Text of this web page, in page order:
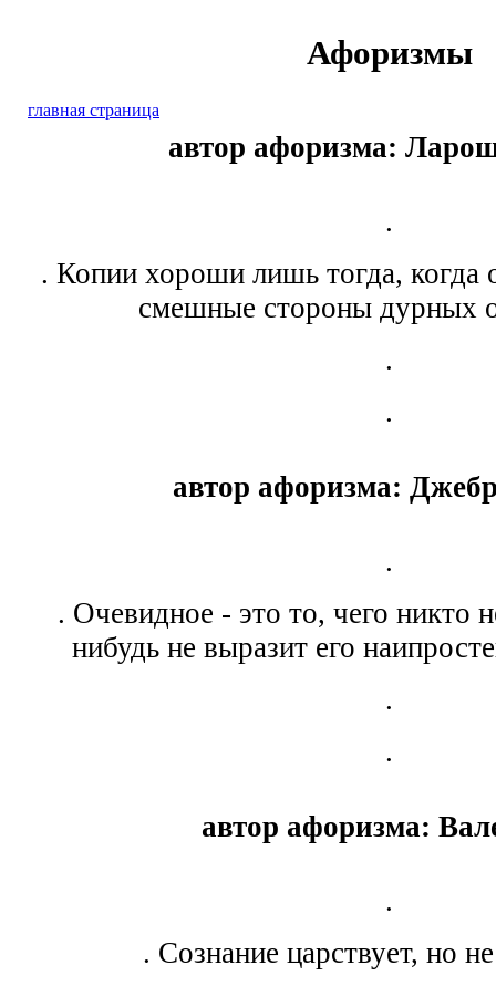
Афоризмы
главная страница
автор афоризма:
.
. Копии хороши лишь тогда, когда
смешные стороны дурных
.
.
автор афоризма:
.
. Очевидное - это то, чего никто
нибудь не выразит его
.
.
автор афоризма:
.
. Сознание царствует, но